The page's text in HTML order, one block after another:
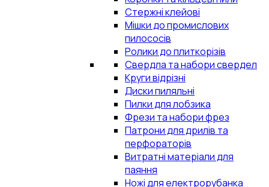
Стержні клейові
Мішки до промислових
пилососів
Ролики до плиткорізів
Свердла та набори свердел
Круги відрізні
Диски пиляльні
Пилки для лобзика
Фрези та набори фрез
Патрони для дрилів та
перфораторів
Витратні матеріали для
паяння
Ножі для електрорубанка